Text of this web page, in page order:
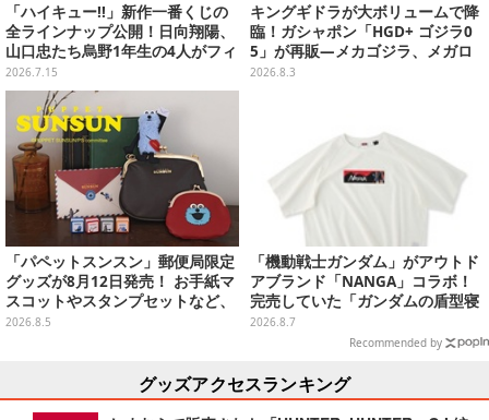
「ハイキュー!!」新作一番くじの
全ラインナップ公開！日向翔陽、
山口忠たち烏野1年生の4人がフィ
ギュアで集合
2026.7.15
キングギドラが大ボリュームで降
臨！ガシャポン「HGD+ ゴジラ0
5」が再販―メカゴジラ、メガロ
なども揃った全4種
2026.8.3
「パペットスンスン」郵便局限定
グッズが8月12日発売！ お手紙マ
スコットやスタンプセットなど、
可愛すぎる全5アイテムがライン
2026.8.5
「機動戦士ガンダム」がアウトド
アブランド「NANGA」コラボ！
完売していた「ガンダムの盾型寝
袋」も2次受注開始
2026.8.7
Recommended by
グッズアクセスランキング